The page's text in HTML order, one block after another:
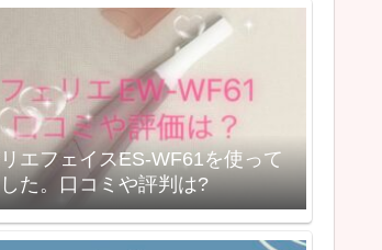
エフェイスES-WF61を使って
た。口コミや評判は?